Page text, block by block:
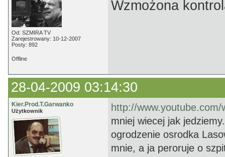
Od: SZMIRA TV
Zarejestrowany: 10-12-2007
Posty: 892
Wzmożona
Offline
28-04-2009 03:14:30
Kier.Prod.T.Garwanko
Użytkownik
http://
mniej wiecej jak
ogrodzenie osrodka
mnie, a ja peroruje o